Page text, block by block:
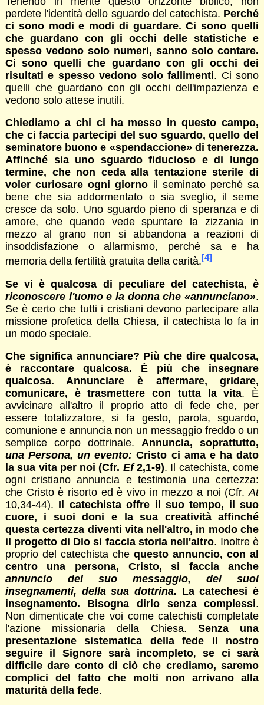
perdete l'identità dello sguardo del catechista. Perché
ci sono modi e modi di guardare. Ci sono quelli
che guardano con gli occhi delle statistiche e
spesso vedono solo numeri, sanno solo contare.
Ci sono quelli che guardano con gli occhi dei
risultati e spesso vedono solo fallimenti. Ci sono
quelli che guardano con gli occhi dell'impazienza e
vedono solo attese inutili.
Chiediamo a chi ci ha messo in questo campo,
che ci faccia partecipi del suo sguardo, quello del
seminatore buono e «spendaccione» di tenerezza.
Affinché sia uno sguardo fiducioso e di lungo
termine, che non ceda alla tentazione sterile di
voler curiosare ogni giorno il seminato perché sa
bene che sia addormentato o sia sveglio, il seme
cresce da solo. Uno sguardo pieno di speranza e di
amore, che quando vede spuntare la zizzania in
mezzo al grano non si abbandona a reazioni di
insoddisfazione o allarmismo, perché sa e ha
memoria della fertilità gratuita della carità.[4]
Se vi è qualcosa di peculiare del catechista,è
riconoscere l'uomo e la donna che «annunciano».
Se è certo che tutti i cristiani devono partecipare alla
missione profetica della Chiesa, il catechista lo fa in
un modo speciale.
Che significa annunciare? Più che dire qualcosa,
è raccontare qualcosa.
È più che insegnare
qualcosa. Annunciare è affermare, gridare,
comunicare, è trasmettere con tutta la vita. È
avvicinare all'altro il proprio atto di fede che, per
essere totalizzatore, si fa gesto, parola, sguardo,
comunione e annuncia non un messaggio freddo o un
semplice corpo dottrinale.Annuncia, soprattutto,
una Persona, un evento: Cristo ci ama e ha dato
la sua vita per noi (Cfr. Ef2,1-9). Il catechista, come
ogni cristiano annuncia e testimonia una certezza:
che Cristo è risorto ed è vivo in mezzo a noi (Cfr.At
10,34-44). Il catechista offre il suo tempo, il suo
cuore, i suoi doni e la sua creatività affinché
questa certezza diventi vita nell'altro, in modo che
il progetto di Dio si faccia storia nell'altro. Inoltre è
proprio del catechista chequesto annuncio, con al
centro una persona, Cristo, si faccia anche
annuncio del suo messaggio, dei suoi
insegnamenti, della sua dottrina. La catechesi è
insegnamento. Bisogna dirlo senza complessi.
Non dimenticate che voi come catechisti completate
l'azione missionaria della Chiesa. Senza una
presentazione sistematica della fede il nostro
seguire il Signore sarà incompleto,se ci sarà
difficile dare conto di ciò che crediamo, saremo
complici del fatto che molti non arrivano alla
maturità della fede.